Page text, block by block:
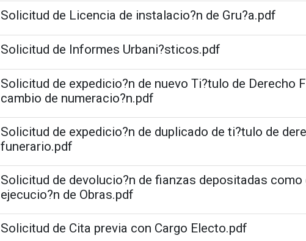
Solicitud de Licencia de instalacio?n de Gru?a.pdf
Solicitud de Informes Urbani?sticos.pdf
Solicitud de expedicio?n de nuevo Ti?tulo de Derecho
cambio de numeracio?n.pdf
Solicitud de expedicio?n de duplicado de ti?tulo de
funerario.pdf
Solicitud de devolucio?n de fianzas depositadas como
ejecucio?n de Obras.pdf
Solicitud de Cita previa con Cargo Electo.pdf